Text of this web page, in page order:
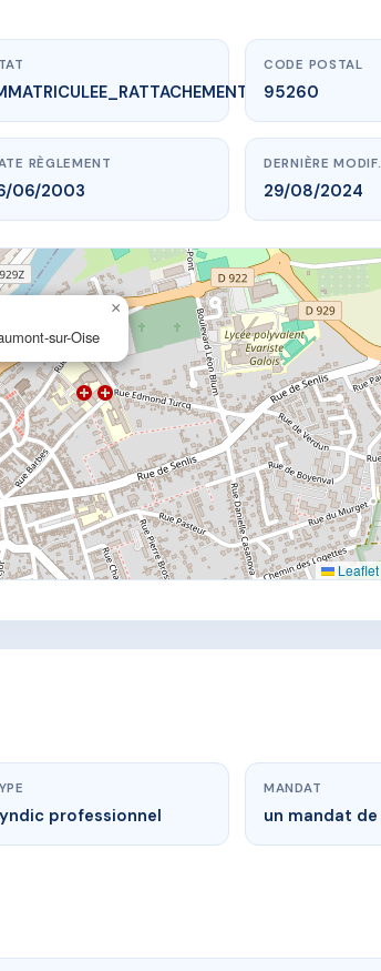
CODE POSTAL
95260
RÈGLEMENT
06/2003
DERNIÈRE MODIF.
29/08/2024
sur-Oise
×
Leaflet
professionnel
MANDAT
un mandat